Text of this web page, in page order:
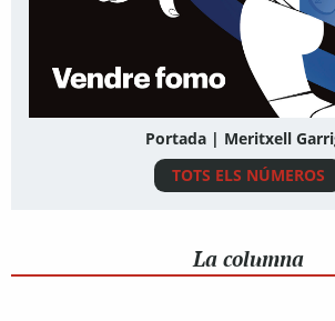
Portada | Meritxell
TOTS ELS NÚMEROS
La columna